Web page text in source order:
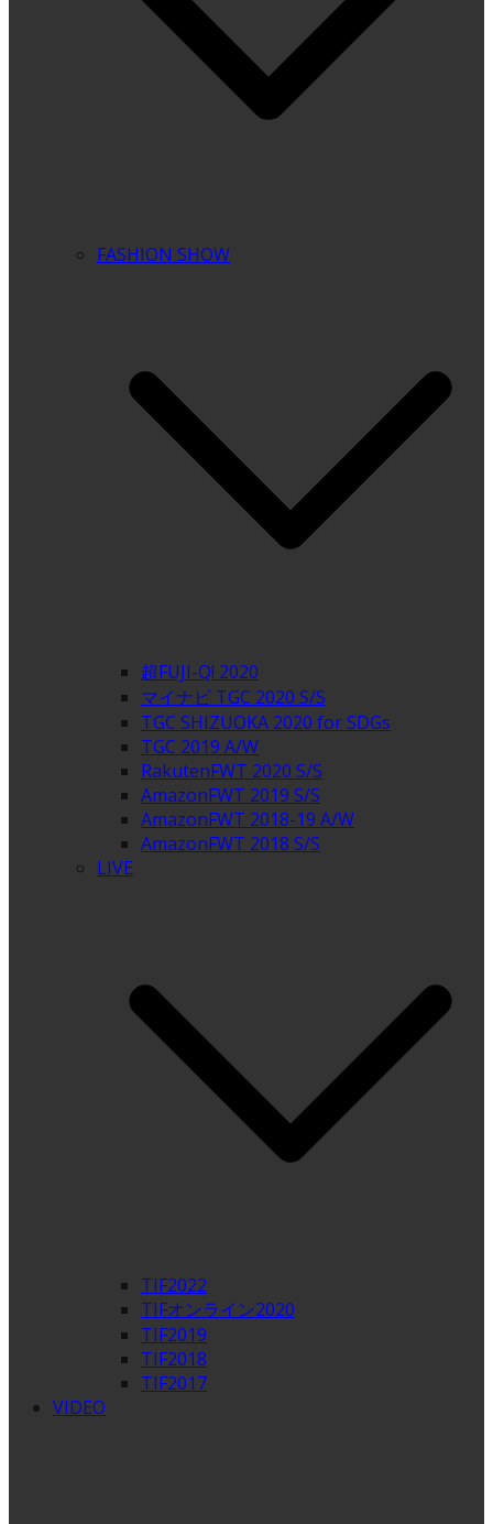
FASHION SHOW
超FUJI-Q! 2020
マイナビ TGC 2020 S/S
TGC SHIZUOKA 2020 for SDGs
TGC 2019 A/W
RakutenFWT 2020 S/S
AmazonFWT 2019 S/S
AmazonFWT 2018-19 A/W
AmazonFWT 2018 S/S
LIVE
TIF2022
TIFオンライン2020
TIF2019
TIF2018
TIF2017
VIDEO